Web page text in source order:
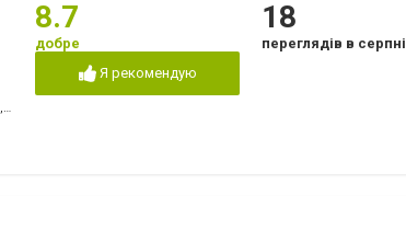
, +380 (67) 939-27-87 пр. Победы
8.7
добре
Я рекомендую
18
переглядів в серпні